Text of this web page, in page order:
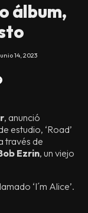
álbum,
14, 2023
, anunció
estudio, ‘Road’
través de
Ezrin, un viejo
‘I´m Alice’.